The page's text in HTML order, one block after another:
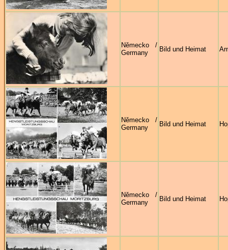
Německo /
Germany
Bild und Heimat
Německo /
Germany
Bild und Heimat
Německo /
Germany
Bild und Heimat